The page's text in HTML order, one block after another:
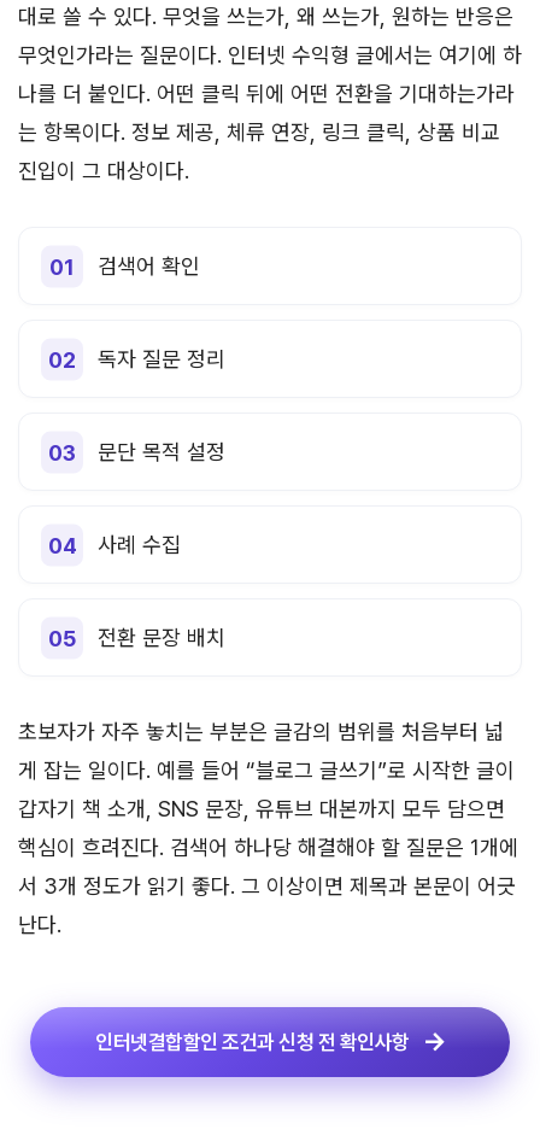
대로 쓸 수 있다. 무엇을 쓰는가, 왜 쓰는가, 원하는 반응은
무엇인가라는 질문이다. 인터넷 수익형 글에서는 여기에 하
나를 더 붙인다. 어떤 클릭 뒤에 어떤 전환을 기대하는가라
는 항목이다. 정보 제공, 체류 연장, 링크 클릭, 상품 비교
진입이 그 대상이다.
검색어 확인
독자 질문 정리
문단 목적 설정
사례 수집
전환 문장 배치
초보자가 자주 놓치는 부분은 글감의 범위를 처음부터 넓
게 잡는 일이다. 예를 들어 “블로그 글쓰기”로 시작한 글이
갑자기 책 소개, SNS 문장, 유튜브 대본까지 모두 담으면
핵심이 흐려진다. 검색어 하나당 해결해야 할 질문은 1개에
서 3개 정도가 읽기 좋다. 그 이상이면 제목과 본문이 어긋
난다.
인터넷결합할인 조건과 신청 전 확인사항